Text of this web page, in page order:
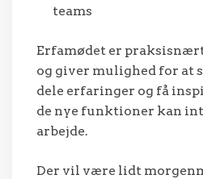
teams
Erfamødet er
og giver mulighed for at
dele erfaringer og få
de nye funktioner kan
arbejde.
Der vil være lidt